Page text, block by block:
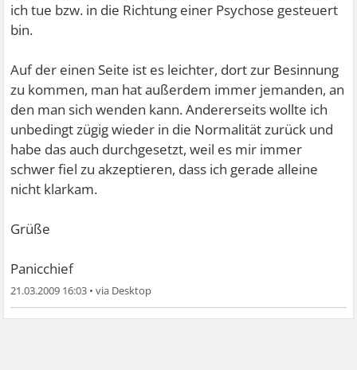
ich tue bzw. in die Richtung einer Psychose gesteuert
bin.
Auf der einen Seite ist es leichter, dort zur Besinnung
zu kommen, man hat außerdem immer jemanden, an
den man sich wenden kann. Andererseits wollte ich
unbedingt zügig wieder in die Normalität zurück und
habe das auch durchgesetzt, weil es mir immer
schwer fiel zu akzeptieren, dass ich gerade alleine
nicht klarkam.
Grüße
Panicchief
21.03.2009 16:03 •